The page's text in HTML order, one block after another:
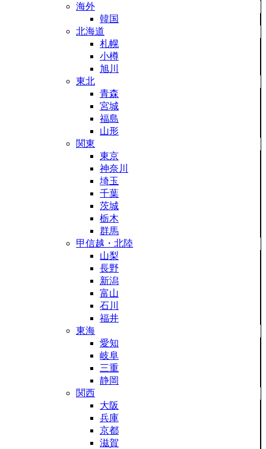
海外
韓国
北海道
札幌
小樽
旭川
東北
青森
宮城
福島
山形
関東
東京
神奈川
埼玉
千葉
茨城
栃木
群馬
甲信越・北陸
山梨
長野
新潟
富山
石川
福井
東海
愛知
岐阜
三重
静岡
関西
大阪
兵庫
京都
滋賀